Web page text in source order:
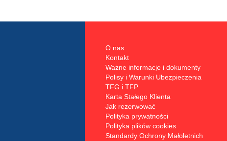
O nas
Kontakt
Ważne informacje i dokumenty
Polisy i Warunki Ubezpieczenia
TFG i TFP
Karta Stałego Klienta
Jak rezerwować
Polityka prywatności
Polityka plików cookies
Standardy Ochrony Małoletnich